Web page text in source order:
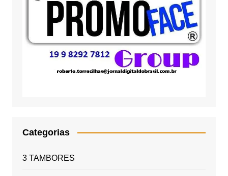
Categorias
3 TAMBORES